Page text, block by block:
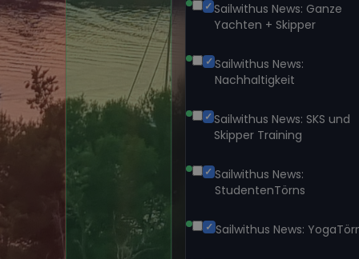
Sailwithus News: Ganze
Yachten + Skipper
Sailwithus News:
Nachhaltigkeit
Sailwithus News: SKS und
Skipper Training
Sailwithus News:
StudentenTörns
Sailwithus News: